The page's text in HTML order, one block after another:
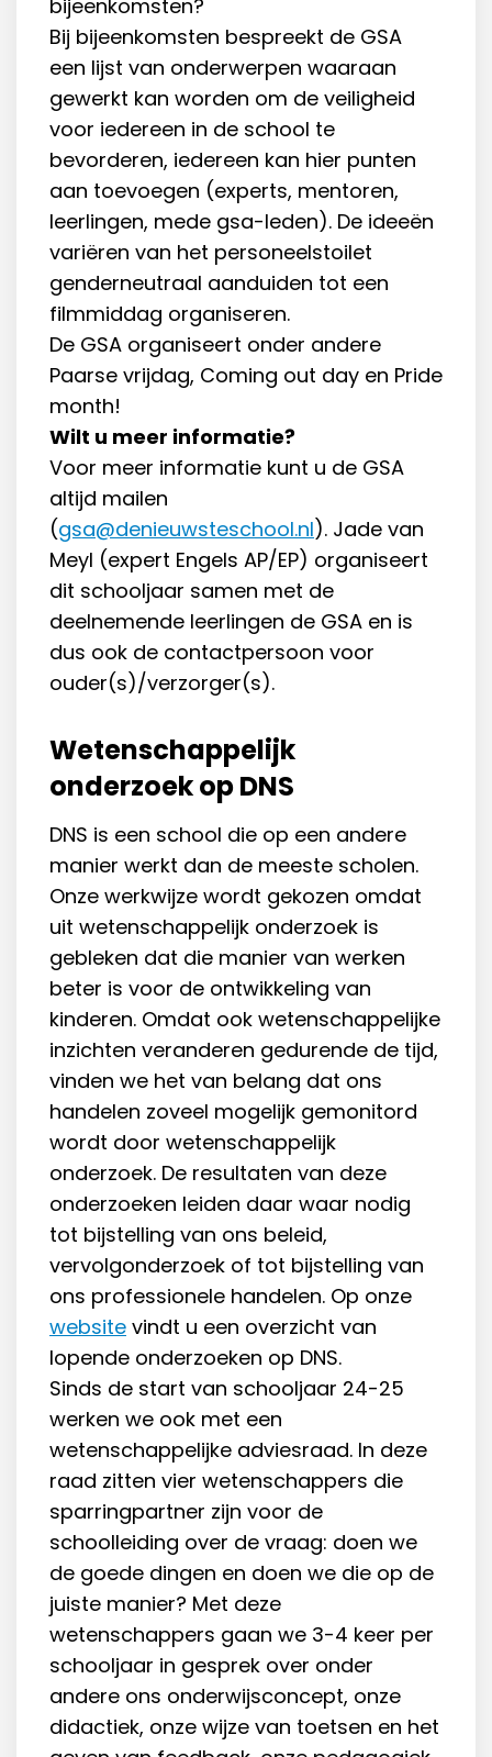
bijeenkomsten?
Bij bijeenkomsten bespreekt de GSA
een lijst van onderwerpen waaraan
gewerkt kan worden om de veiligheid
voor iedereen in de school te
bevorderen, iedereen kan hier punten
aan toevoegen (experts, mentoren,
leerlingen, mede gsa-leden). De ideeën
variëren van het personeelstoilet
genderneutraal aanduiden tot een
filmmiddag organiseren.
De GSA organiseert onder andere
Paarse vrijdag, Coming out day en Pride
month!
Wilt u meer informatie?
Voor meer informatie kunt u de GSA
altijd mailen
(gsa@denieuwsteschool.nl). Jade van
Meyl (expert Engels AP/EP) organiseert
dit schooljaar samen met de
deelnemende leerlingen de GSA en is
dus ook de contactpersoon voor
ouder(s)/verzorger(s).
Wetenschappelijk
onderzoek op DNS
DNS is een school die op een andere
manier werkt dan de meeste scholen.
Onze werkwijze wordt gekozen omdat
uit wetenschappelijk onderzoek is
gebleken dat die manier van werken
beter is voor de ontwikkeling van
kinderen. Omdat ook wetenschappelijke
inzichten veranderen gedurende de tijd,
vinden we het van belang dat ons
handelen zoveel mogelijk gemonitord
wordt door wetenschappelijk
onderzoek. De resultaten van deze
onderzoeken leiden daar waar nodig
tot bijstelling van ons beleid,
vervolgonderzoek of tot bijstelling van
ons professionele handelen. Op onze
website vindt u een overzicht van
lopende onderzoeken op DNS.
Sinds de start van schooljaar 24-25
werken we ook met een
wetenschappelijke adviesraad. In deze
raad zitten vier wetenschappers die
sparringpartner zijn voor de
schoolleiding over de vraag: doen we
de goede dingen en doen we die op de
juiste manier? Met deze
wetenschappers gaan we 3-4 keer per
schooljaar in gesprek over onder
andere ons onderwijsconcept, onze
didactiek, onze wijze van toetsen en het